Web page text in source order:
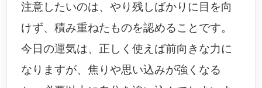
注意したいのは、やり残しばかりに目を向
けず、積み重ねたものを認めることです。
今日の運気は、正しく使えば前向きな力に
なりますが、焦りや思い込みが強くなる